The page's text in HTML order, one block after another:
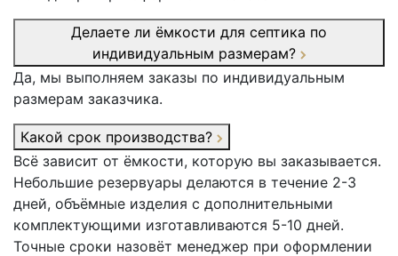
Делаете ли ёмкости для септика по
индивидуальным размерам?
Да, мы выполняем заказы по индивидуальным
размерам заказчика.
Какой срок производства?
Всё зависит от ёмкости, которую вы заказывается.
Небольшие резервуары делаются в течение 2-3
дней, объёмные изделия с дополнительными
комплектующими изготавливаются 5-10 дней.
Точные сроки назовёт менеджер при оформлении